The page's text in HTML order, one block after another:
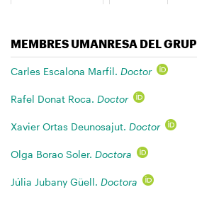
MEMBRES UMANRESA DEL GRUP
Carles Escalona Marfil. Doctor
Rafel Donat Roca. Doctor
Xavier Ortas Deunosajut. Doctor
Olga Borao Soler. Doctora
Júlia Jubany Güell. Doctora